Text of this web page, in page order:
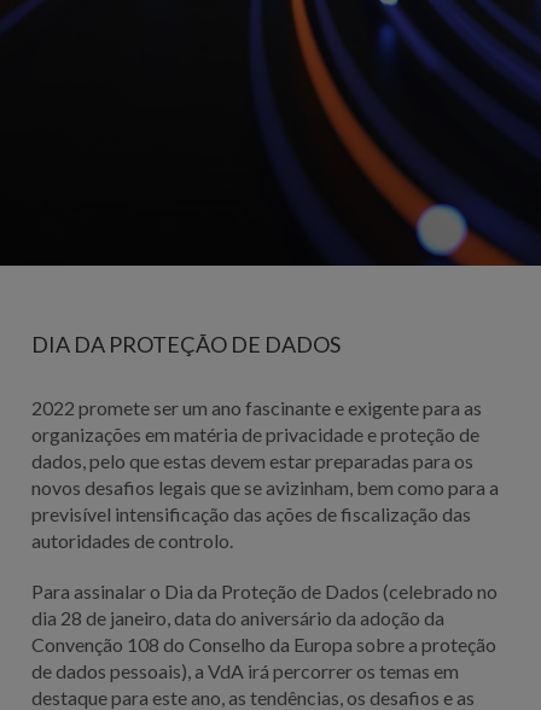
DIA DA PROTEÇÃO DE DADOS
2022 promete ser um ano fascinante e exigente para as
organizações em matéria de privacidade e proteção de
dados, pelo que estas devem estar preparadas para os
novos desafios legais que se avizinham, bem como para a
previsível intensificação das ações de fiscalização das
autoridades de controlo.
Para assinalar o Dia da Proteção de Dados (celebrado no
dia 28 de janeiro, data do aniversário da adoção da
Convenção 108 do Conselho da Europa sobre a proteção
de dados pessoais), a VdA irá percorrer os temas em
destaque para este ano, as tendências, os desafios e as